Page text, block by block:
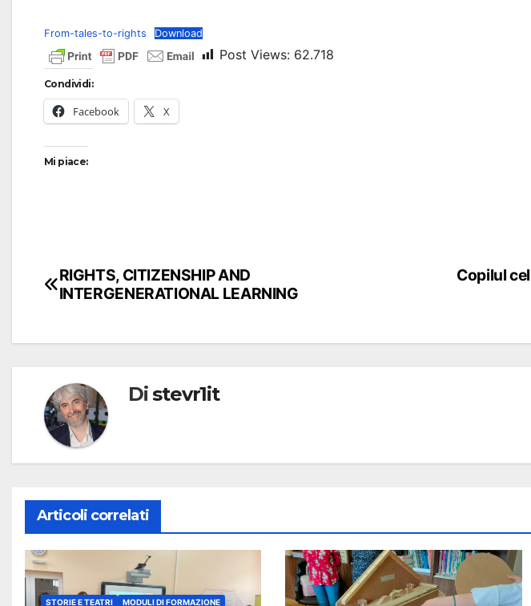
From-tales-to-rights Download
Post Views: 62.718
Condividi:
Facebook X
Mi piace:
Copilul
RIGHTS, CITIZENSHIP AND
INTERGENERATIONAL LEARNING
Distevr1it
Articoli correlati
STORIE E TEATRI
MODULI DI FORMAZIONE